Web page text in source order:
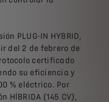
PLUG-IN HYBRID,
del 2 de febrero de
certificado
su eficiencia y
% eléctrico. Por
HÍBRIDA (145 CV),